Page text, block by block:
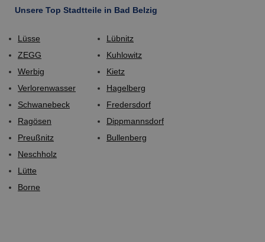
Unsere Top Stadtteile in Bad Belzig
Lüsse
ZEGG
Werbig
Verlorenwasser
Schwanebeck
Ragösen
Preußnitz
Neschholz
Lütte
Borne
Lübnitz
Kuhlowitz
Kietz
Hagelberg
Fredersdorf
Dippmannsdorf
Bullenberg